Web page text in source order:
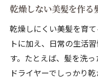
乾燥しない美髪を作る
乾燥しにくい美髪を育
トに加え、日常の生活
す。たとえば、髪を洗
ドライヤーでしっかり